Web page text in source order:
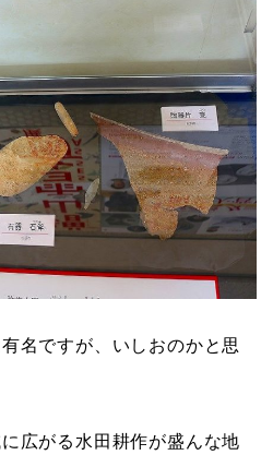
名ですが、いしおのかと思
広がる水田耕作が盛んな地